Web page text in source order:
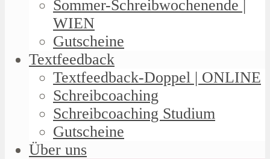
Sommer-Schreibwochenende |
WIEN
Gutscheine
Textfeedback
Textfeedback-Doppel | ONLINE
Schreibcoaching
Schreibcoaching Studium
Gutscheine
Über uns